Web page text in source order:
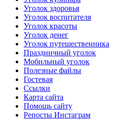
Уголок здоровья
Уголок воспитателя
Уголок красоты
Уголок денег
Уголок путешественника
Праздничный уголок
Мобильный уголок
Полезные файлы
Гостевая
Ссылки
Карта сайта
Помощь сайту
Репосты Инстаграм